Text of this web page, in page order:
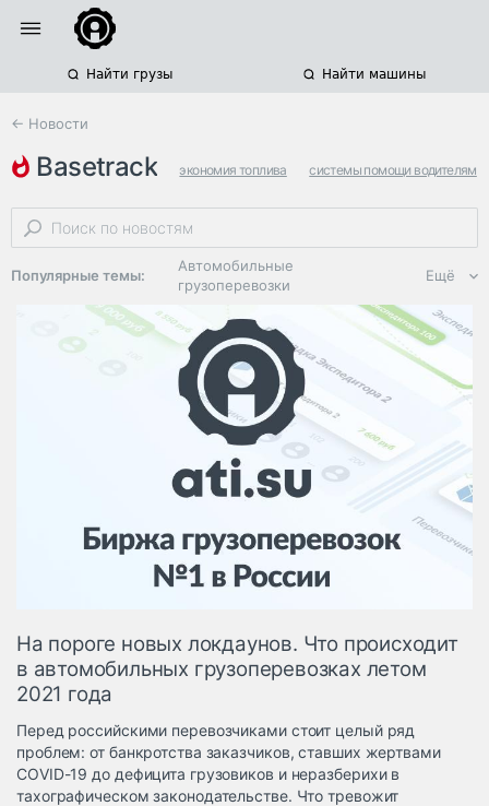
Найти грузы Найти машины
← Новости
basetrack экономия топлива системы помощи водителям
транспортные компании
Популярные темы:
Автомобильные
грузоперевозки
Региональная
логистика
ЭДО, ИТ в
логистике
Дороги,
инфраструктура
Логистика, грузы
Негабаритные и
опасные грузы
Безопасность и
Таможня и ВЭД
терминалы
Коммерческий
транспорт
Ещё
На пороге новых локдаунов. Что происходит
в автомобильных грузоперевозках летом
2021 года
Перед российскими перевозчиками стоит целый ряд
проблем: от банкротства заказчиков, ставших жертвами
COVID-19 до дефицита грузовиков и неразберихи в
тахографическом законодательстве. Что тревожит